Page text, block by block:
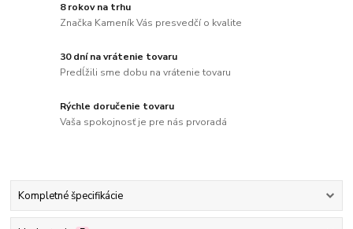
8 rokov na trhu
Značka Kameník Vás presvedčí o kvalite
30 dní na vrátenie tovaru
Predĺžili sme dobu na vrátenie tovaru
Rýchle doručenie tovaru
Vaša spokojnosť je pre nás prvoradá
Kompletné špecifikácie